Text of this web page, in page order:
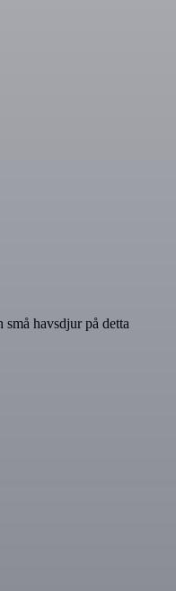
havsdjur på detta